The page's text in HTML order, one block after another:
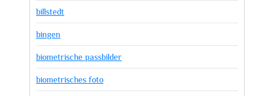
billstedt
bingen
biometrische passbilder
biometrisches foto